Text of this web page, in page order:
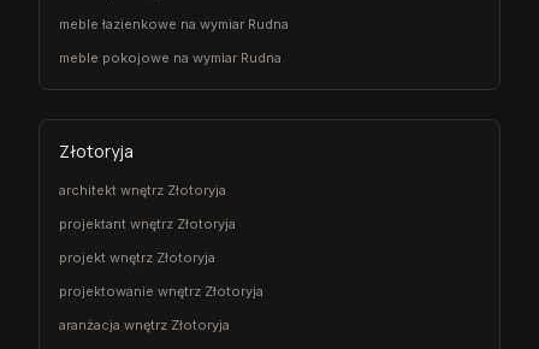
meble łazienkowe na wymiar Rudna
meble pokojowe na wymiar Rudna
Złotoryja
architekt wnętrz Złotoryja
projektant wnętrz Złotoryja
projekt wnętrz Złotoryja
projektowanie wnętrz Złotoryja
aranżacja wnętrz Złotoryja